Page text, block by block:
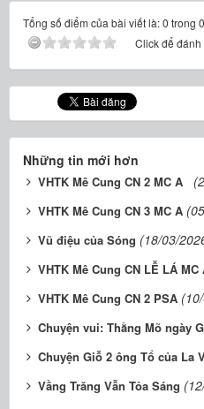
Tổng số điểm của bài viết là: 0 trong
Click để
Những tin mới hơn
VHTK Mê Cung CN 2 MC A
VHTK Mê Cung CN 3 MC A
Vũ điệu của Sóng (18/03/
VHTK Mê Cung CN LỄ LÁ MC
VHTK Mê Cung CN 2 PSA
Chuyện vui: Thằng Mõ ngày
Chuyện Giỗ 2 ông Tổ của La
Vầng Trăng Vẫn Tỏa Sáng